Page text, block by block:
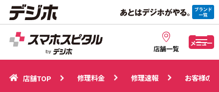
店舗一覧
メニュー
店舗TOP 修理速報 お客様の声
店舗TOP 修理料金 修理速報 お客様の声